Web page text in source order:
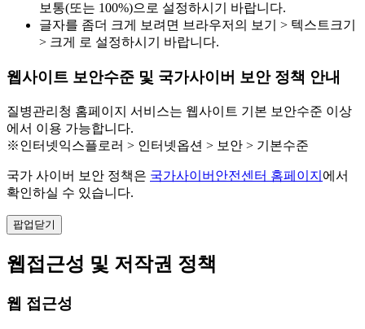
보통(또는 100%)으로 설정하시기 바랍니다.
글자를 좀더 크게 보려면 브라우저의 보기 > 텍스트크기
> 크게 로 설정하시기 바랍니다.
웹사이트 보안수준 및 국가사이버 보안 정책 안내
질병관리청 홈페이지 서비스는 웹사이트 기본 보안수준 이상
에서 이용 가능합니다.
※인터넷익스플로러 > 인터넷옵션 > 보안 > 기본수준
국가 사이버 보안 정책은 국가사이버안전센터 홈페이지 에서
확인하실 수 있습니다.
팝업닫기
웹접근성 및 저작권 정책
웹 접근성